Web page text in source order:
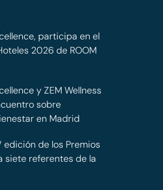
participa en el
2026 de ROOM
y ZEM Wellness
sobre
en Madrid
edición de los Premios
siete referentes de la